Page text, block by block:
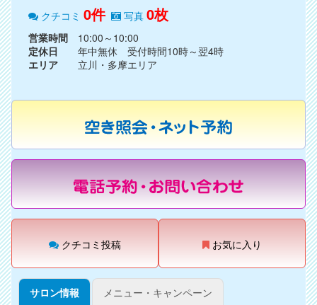
クチコミ 0件 写真 0枚
営業時間
10:00～10:00
定休日
年中無休 受付時間10時～翌4時
エリア
立川・多摩エリア
クチコミ投稿 お気に入り
サロン情報
メニュー・キャンペーン